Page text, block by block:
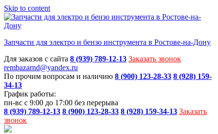
Skip to content
Запчасти для электро и бензо инструмента в Ростове-на-Дону
Для заказов с сайта 8 (939) 789-12-13 Заказать звонок
rembazarnd@yandex.ru
По прочим вопросам и наличию 8 (900) 123-28-33 8 (928) 159-
34-13
График работы:
пн-вс с 9:00 до 17:00 без перерыва
8 (939) 789-12-13 8 (900) 123-28-33 8 (928) 159-34-13 Заказать
звонок